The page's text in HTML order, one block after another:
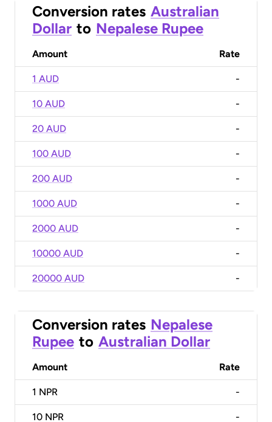
Conversion rates Australian
Dollar to Nepalese Rupee
Amount Rate
1 AUD -
10 AUD -
20 AUD -
100 AUD -
200 AUD -
1000 AUD -
2000 AUD -
10000 AUD -
20000 AUD -
Conversion rates Nepalese
Rupee to Australian Dollar
Amount Rate
1 NPR -
10 NPR -